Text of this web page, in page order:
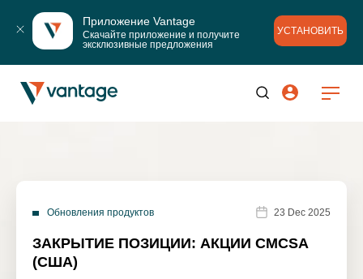
Приложение Vantage
Скачайте приложение и получите
эксклюзивные предложения
УСТАНОВИТЬ
Обновления продуктов 23 Dec 2025
ЗАКРЫТИЕ ПОЗИЦИИ: АКЦИИ CMCSA
(США)